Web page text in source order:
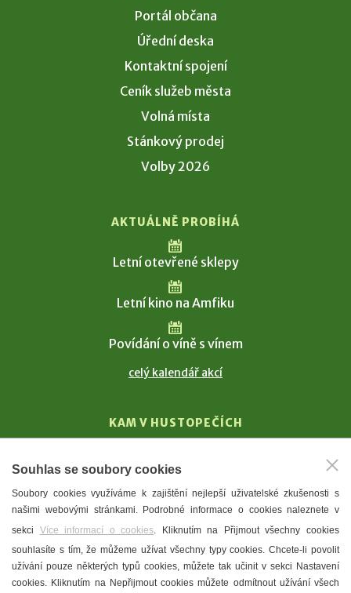
Portál občana
Úřední deska
Kontaktní spojení
Ceník služeb města
Volná místa
Stánkový prodej
Volby 2026
AKTUÁLNĚ PROBÍHÁ
Letní otevřené sklepy
Letní kino na Amfiku
Povídání o víně s vínem
celý kalendář akcí
KAM V HUSTOPEČÍCH
T. G. Masaryk
Mandloně
Ubytování
Restaurace
Městské muzeum a galerie
Souhlas se soubory cookies
Soubory cookies využíváme k zajištění nejlepší uživatelské zkušenosti s
našimi webovými stránkami. Podrobné informace o cookies naleznete v
sekci Více informací o cookies. Kliknutím na Přijmout všechny cookies
souhlasíte s tím, že můžeme užívat všechny typy cookies. Chcete-li povolit
užívání pouze některých typů cookies, můžete tak učinit v sekci Nastavení
cookies. Kliknutím na Nepřijmout cookies můžete odmítnout užívání všech